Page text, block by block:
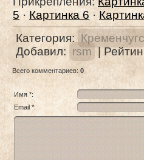
5· Картинка 6 ·
Категория:
Добавил: rsm |
Всего комментариев: 0
Имя *:
Email *: